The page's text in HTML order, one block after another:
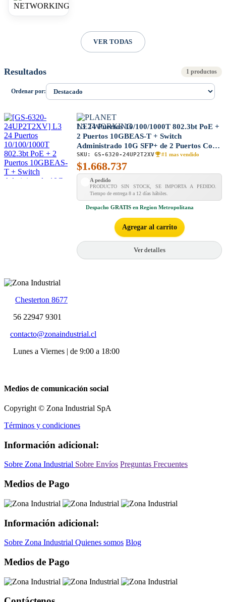
VER TODAS
Resultados 1 productos
Ordenar por:
L3 24 Puertos 10/100/1000T 802.3bt PoE +
2 Puertos 10GBEAS-T + Switch
Administrado 10G SFP+ de 2 Puertos Con
Pantalla Táctil LCD y Alimentación
Redundante
SKU: GS-6320-24UP2T2XV #1 mas vendido
$1.668.737
A pedido
PRODUCTO SIN STOCK, SE IMPORTA A PEDIDO.
Tiempo de entrega 8 a 12 días hábiles.
Despacho GRATIS en Region Metropolitana
Agregar al carrito
Ver detalles
Chesterton 8677
56 22947 9301
contacto@zonaindustrial.cl
Lunes a Viernes | de 9:00 a 18:00
Medios de comunicación social
Copyright © Zona Industrial SpA
Términos y condiciones
Información adicional:
Sobre Zona Industrial Sobre Envíos Preguntas Frecuentes
Medios de Pago
Información adicional:
Sobre Zona Industrial Quienes somos Blog
Medios de Pago